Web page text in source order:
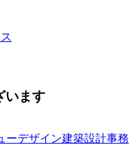
います
ーデザイン建築設計事務